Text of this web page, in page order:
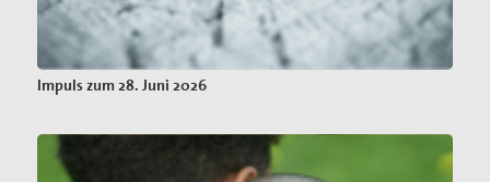
Impuls zum 28. Juni 2026